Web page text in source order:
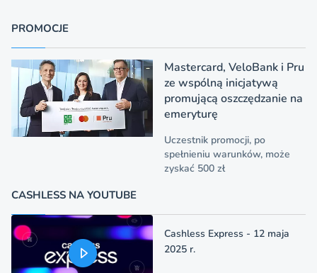
PROMOCJE
Mastercard, VeloBank i Pru
ze wspólną inicjatywą
promującą oszczędzanie na
emeryturę
Uczestnik promocji, po
spełnieniu warunków, może
zyskać 500 zł
CASHLESS NA YOUTUBE
Cashless Express - 12 maja
2025 r.